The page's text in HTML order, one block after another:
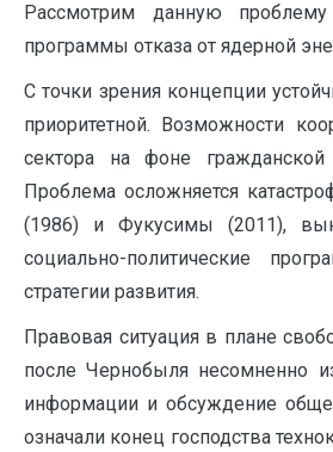
Рассмотрим данную
программы отказа от ядерной
С точки зрения концепции
приоритетной. Возможности
сектора на фоне
Проблема осложняется
(1986) и Фукусимы (2011),
социально-политические
стратегии развития.
Правовая ситуация в плане
после Чернобыля несомненно
информации и обсуждение
означали конец господства